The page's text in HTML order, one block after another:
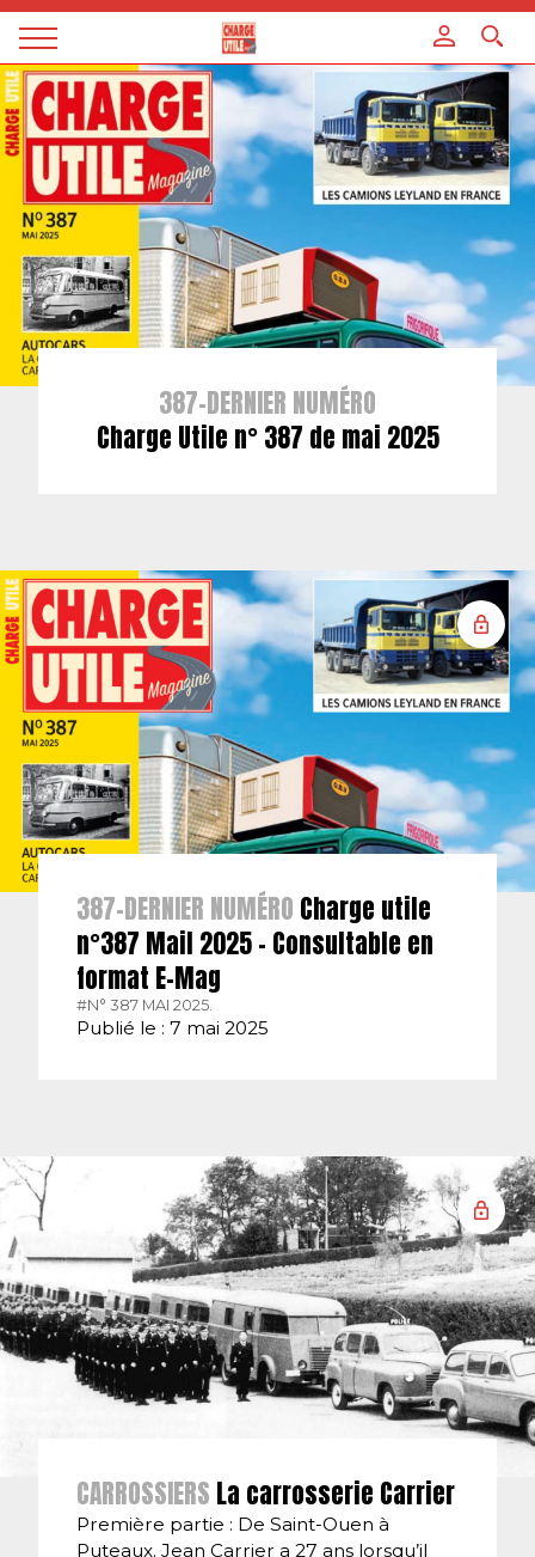
Magazine
Charge
utile
387-DERNIER NUMÉRO
Charge Utile n° 387 de mai 2025
387-DERNIER NUMÉRO Charge utile
n°387 Mail 2025 – Consultable en
format E-Mag
#N° 387 MAI 2025.
Publié le : 7 mai 2025
CARROSSIERS La carrosserie Carrier
Première partie : De Saint-Ouen à
Puteaux. Jean Carrier a 27 ans lorsqu’il
Panneau de gestion des cookies